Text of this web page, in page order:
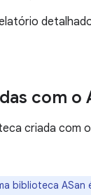
com o
criada com
biblioteca